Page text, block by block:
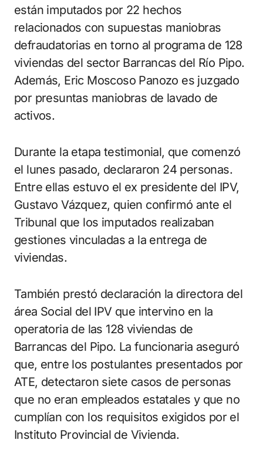
están imputados por 22 hechos
relacionados con supuestas maniobras
defraudatorias en torno al programa de 128
viviendas del sector Barrancas del Río Pipo.
Además, Eric Moscoso Panozo es juzgado
por presuntas maniobras de lavado de
activos.
Durante la etapa testimonial, que comenzó
el lunes pasado, declararon 24 personas.
Entre ellas estuvo el ex presidente del IPV,
Gustavo Vázquez, quien confirmó ante el
Tribunal que los imputados realizaban
gestiones vinculadas a la entrega de
viviendas.
También prestó declaración la directora del
área Social del IPV que intervino en la
operatoria de las 128 viviendas de
Barrancas del Pipo. La funcionaria aseguró
que, entre los postulantes presentados por
ATE, detectaron siete casos de personas
que no eran empleados estatales y que no
cumplían con los requisitos exigidos por el
Instituto Provincial de Vivienda.